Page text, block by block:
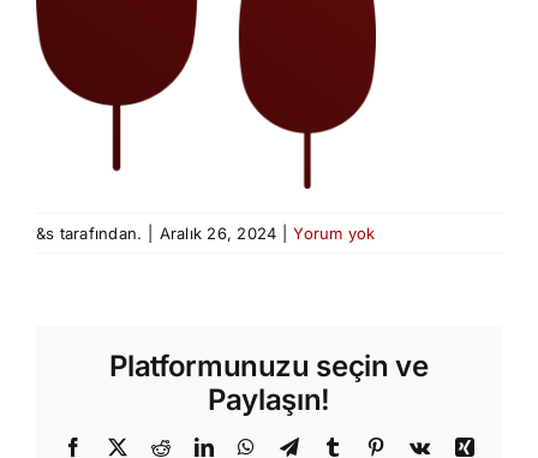
&s tarafından. Aralık 26, 2024 Yorum yok
Platformunuzu seçin ve
Paylaşın!
Facebook
X RedditLinkedInWhatsApp
TelegramTumblr Pinterest
Vk
Xing